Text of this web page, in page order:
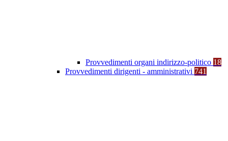
Provvedimenti organi indirizzo-politico 18
Provvedimenti dirigenti - amministrativi 741